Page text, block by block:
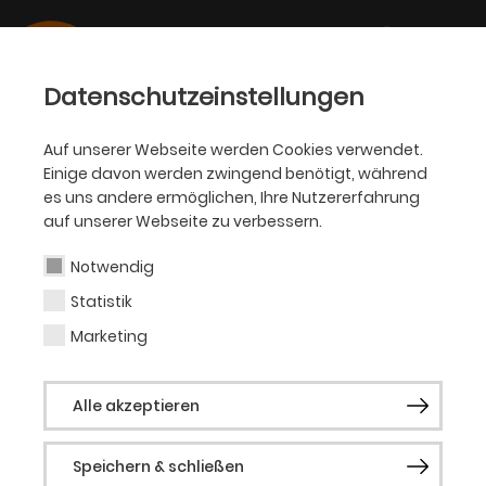
Datenschutzeinstellungen
Auf unserer Webseite werden Cookies verwendet.
Einige davon werden zwingend benötigt, während
es uns andere ermöglichen, Ihre Nutzererfahrung
auf unserer Webseite zu verbessern.
Notwendig
Statistik
Marketing
Alle akzeptieren
Speichern & schließen
KJT
Lioba Sombetzki
Dramaturgin
Lioba Sombetzki, geboren in Dortmund,
spielte fünf Jahre im
unter Leitung von Melanie Schmitt (2009-
2013). Außerdem nahm sie am